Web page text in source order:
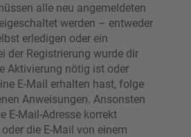
alle neu angemeldeten
werden – entweder
erledigen oder ein
der Registrierung wurde dir
Aktivierung nötig ist oder
E-Mail erhalten hast, folge
Anweisungen. Ansonsten
E-Mail-Adresse korrekt
die E-Mail von einem